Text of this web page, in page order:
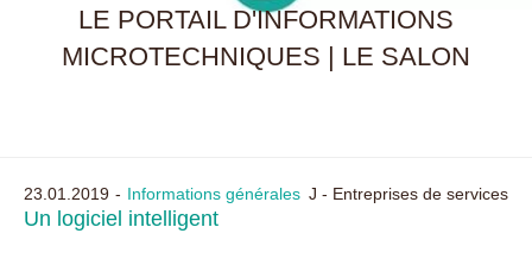
LE PORTAIL D'INFORMATIONS
MICROTECHNIQUES | LE SALON
23.01.2019 Informations générales J - Entreprises de services
Un logiciel intelligent